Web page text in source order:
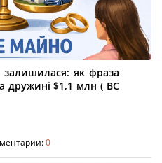
як фраза
дружині $1,1 млн ( ВС
0